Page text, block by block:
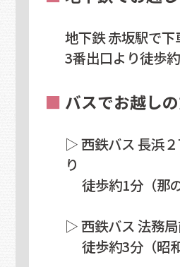
地下鉄 赤坂駅で下
3番出口より徒歩
■ バスでお越し
▷ 西鉄バス 長浜
り
徒歩約1分（那の
▷ 西鉄バス 法務
徒歩約3分（昭和